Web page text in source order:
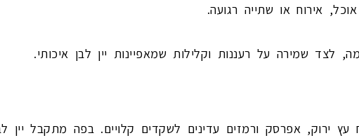
אירוח או שתייה רגועה.
לצד שמירה על רעננות וקלילות שמאפיינות יין לבן איכותי.
עץ ירוק, אפרסק ורמזים עדינים לשקדים קלויים. בפה מתקבל יין